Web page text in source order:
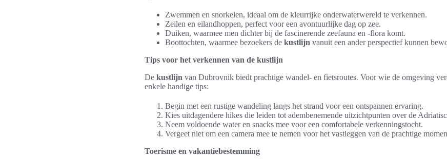
Zwemmen en snorkelen, ideaal om de kleurrijke onderwaterwereld te verkennen.
Zeilen en eilandhoppen, perfect voor een avontuurlijke dag op zee.
Duiken, waarmee men dichter bij de fascinerende zeefauna en -flora komt.
Boottochten, waarmee bezoekers de kustlijn vanuit een ander perspectief kunnen
Tips voor het verkennen van de kustlijn
De kustlijn van Dubrovnik biedt prachtige wandel- en fietsroutes. Voor wie de omgeving
enkele handige tips:
Begin met een rustige wandeling langs het strand voor een ontspannen ervaring.
Kies uitdagendere hikes die leiden tot adembenemende uitzichtpunten over de
Neem voldoende water en snacks mee voor een comfortabele verkenningstocht.
Vergeet niet om een camera mee te nemen voor het vastleggen van de prachtige
Toerisme en vakantiebestemming